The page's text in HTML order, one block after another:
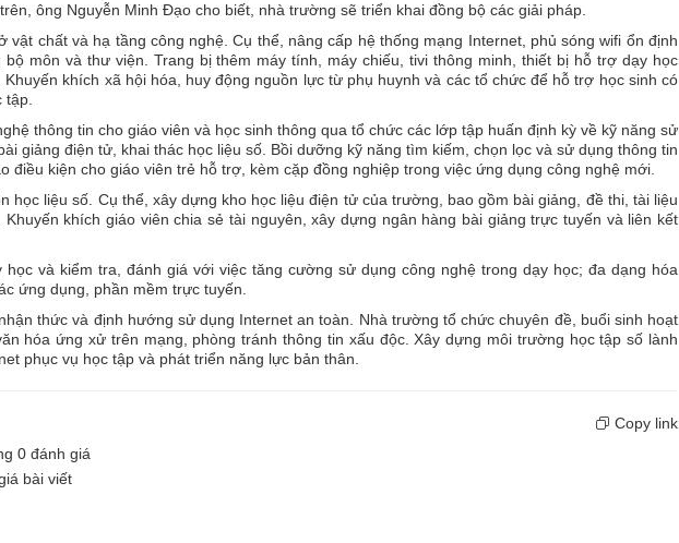
ông Nguyễn Minh Đạo cho biết, nhà trường sẽ triển khai đồng bộ các giải pháp.
chất và hạ tầng công nghệ. Cụ thể, nâng cấp hệ thống mạng Internet, phủ sóng wifi ổn định
môn và thư viện. Trang bị thêm máy tính, máy chiếu, tivi thông minh, thiết bị hỗ trợ dạy học
khích xã hội hóa, huy động nguồn lực từ phụ huynh và các tổ chức để hỗ trợ học sinh có
tập.
thông tin cho giáo viên và học sinh thông qua tổ chức các lớp tập huấn định kỳ về kỹ năng sử
giảng điện tử, khai thác học liệu số. Bồi dưỡng kỹ năng tìm kiếm, chọn lọc và sử dụng thông tin
điều kiện cho giáo viên trẻ hỗ trợ, kèm cặp đồng nghiệp trong việc ứng dụng công nghệ mới.
học liệu số. Cụ thể, xây dựng kho học liệu điện tử của trường, bao gồm bài giảng, đề thi, tài liệu
khích giáo viên chia sẻ tài nguyên, xây dựng ngân hàng bài giảng trực tuyến và liên kết
và kiểm tra, đánh giá với việc tăng cường sử dụng công nghệ trong dạy học; đa dạng hóa
ứng dụng, phần mềm trực tuyến.
thức và định hướng sử dụng Internet an toàn. Nhà trường tổ chức chuyên đề, buổi sinh hoạt
hóa ứng xử trên mạng, phòng tránh thông tin xấu độc. Xây dựng môi trường học tập số lành
phục vụ học tập và phát triển năng lực bản thân.
Copy link
0 đánh giá
bài viết